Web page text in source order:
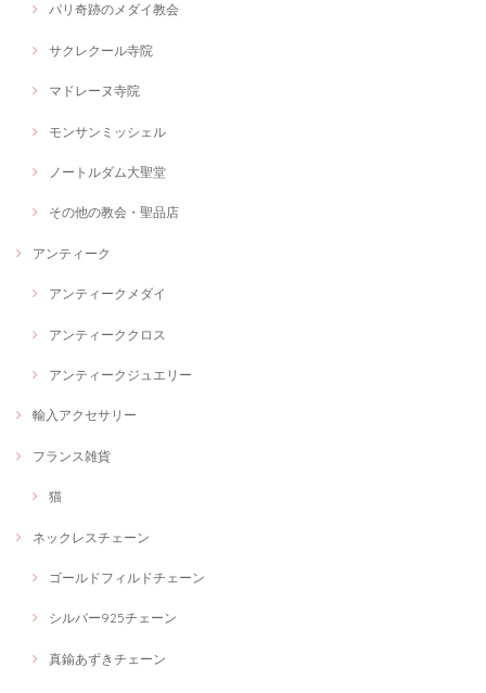
パリ奇跡のメダイ教会
サクレクール寺院
マドレーヌ寺院
モンサンミッシェル
ノートルダム大聖堂
その他の教会・聖品店
アンティーク
アンティークメダイ
アンティーククロス
アンティークジュエリー
輸入アクセサリー
フランス雑貨
猫
ネックレスチェーン
ゴールドフィルドチェーン
シルバー925チェーン
真鍮あずきチェーン